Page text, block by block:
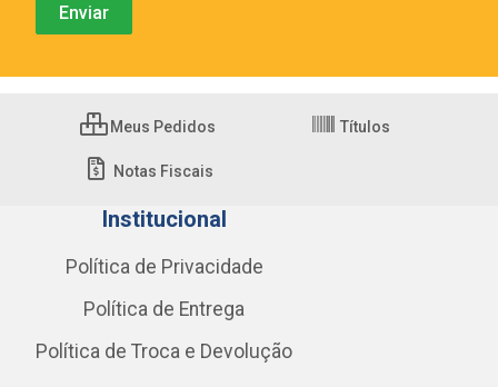
Meus Pedidos Títulos
Notas Fiscais
Institucional
Política de Privacidade
Política de Entrega
Política de Troca e Devolução